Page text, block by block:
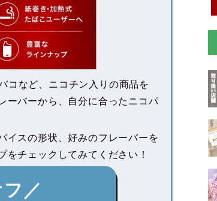
コなど、ニコチン入りの商品を
ーバーから、自分に合ったニコパ
イスの形状、好みのフレーバーを
チェックしてみてください！
／